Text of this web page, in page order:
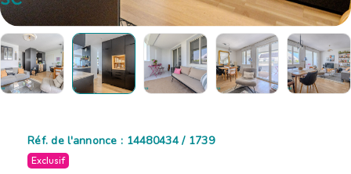
Réf. de l'annonce : 14480434 / 1739
Exclusif